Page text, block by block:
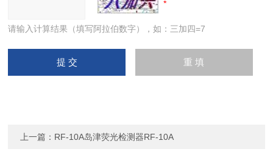
请输入计算结果（填写阿拉伯数字），如：三加四=7
上一篇： RF-10A岛津荧光检测器RF-10A